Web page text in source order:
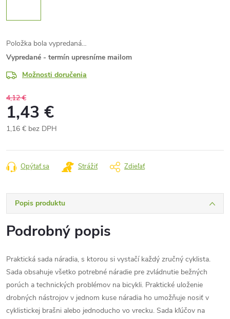
Položka bola vypredaná…
Vypredané - termín upresníme mailom
Možnosti doručenia
4,12 €
1,43 €
1,16 € bez DPH
cena:
Opýtať sa Strážiť Zdieľať
Popis produktu
Podrobný popis
Praktická sada náradia, s ktorou si vystačí každý zručný cyklista.
Sada obsahuje všetko potrebné náradie pre zvládnutie bežných
porúch a technických problémov na bicykli. Praktické uloženie
drobných nástrojov v jednom kuse náradia ho umožňuje nosiť v
cyklistickej brašni alebo jednoducho vo vrecku. Sada kľúčov na